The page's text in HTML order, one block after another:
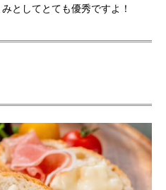
としてとても優秀ですよ！